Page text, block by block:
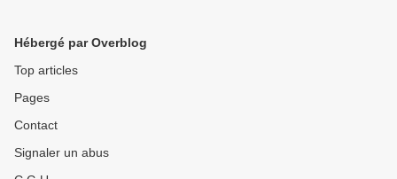
Hébergé par Overblog
Top articles
Pages
Contact
Signaler un abus